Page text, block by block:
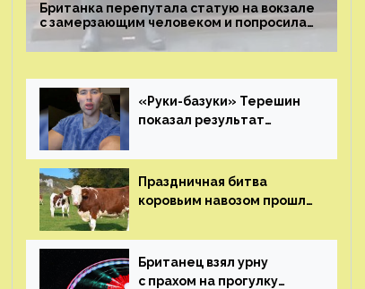
Британка перепутала статую на вокзале
с замерзающим человеком и попросила
о помощи
«Руки-базуки» Терешин
показал результат
Праздничная битва
коровьим навозом прошла
Британец взял урну
с прахом на прогулку